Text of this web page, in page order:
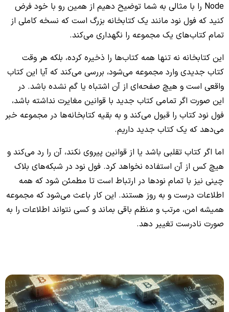
Node را با مثالی به شما توضیح دهیم از همین رو با خود فرض
کنید که فول نود مانند یک کتابخانه بزرگ است که نسخه کاملی از
تمام کتاب‌های یک مجموعه را نگهداری می‌کند.
این کتابخانه نه تنها همه کتاب‌ها را ذخیره کرده، بلکه هر وقت
کتاب جدیدی وارد مجموعه می‌شود، بررسی می‌کند که آیا این کتاب
واقعی است و هیچ صفحه‌ای از آن اشتباه یا گم نشده باشد. در
این صورت اگر تمامی کتاب جدید با قوانین مغایرت نداشته باشد،
فول نود کتاب را قبول می‌کند و به بقیه کتابخانه‌ها در مجموعه خبر
می‌دهد که یک کتاب جدید داریم.
اما اگر کتاب تقلبی باشد یا از قوانین پیروی نکند، آن را رد می‌کند و
هیچ کس از آن استفاده نخواهد کرد. فول نود در شبکه‌های بلاک
چینی نیز با تمام نودها در ارتباط است تا مطمئن شود که همه
اطلاعات درست و به روز هستند. این کار باعث می‌شود که مجموعه
همیشه امن، مرتب و منظم باقی بماند و کسی نتواند اطلاعات را به
صورت نادرست تغییر دهد.